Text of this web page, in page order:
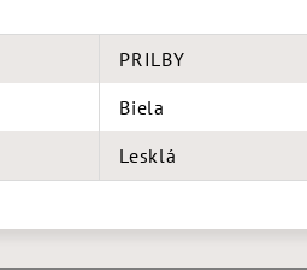
PRILBY
Biela
Lesklá